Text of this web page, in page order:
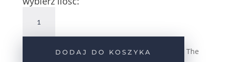
Srebrne
kolczyki
DODAJ DO KOSZYKA The